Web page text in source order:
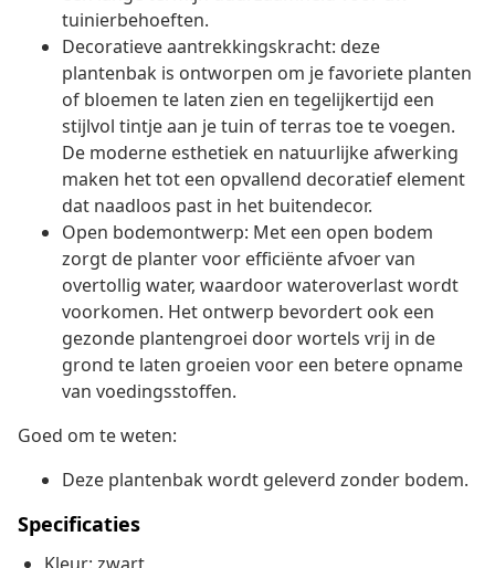
tuinierbehoeften.
Decoratieve aantrekkingskracht: deze
plantenbak is ontworpen om je favoriete planten
of bloemen te laten zien en tegelijkertijd een
stijlvol tintje aan je tuin of terras toe te voegen.
De moderne esthetiek en natuurlijke afwerking
maken het tot een opvallend decoratief element
dat naadloos past in het buitendecor.
Open bodemontwerp: Met een open bodem
zorgt de planter voor efficiënte afvoer van
overtollig water, waardoor wateroverlast wordt
voorkomen. Het ontwerp bevordert ook een
gezonde plantengroei door wortels vrij in de
grond te laten groeien voor een betere opname
van voedingsstoffen.
Goed om te weten:
Deze plantenbak wordt geleverd zonder bodem.
Specificaties